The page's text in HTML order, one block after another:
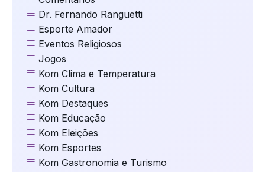
Dr. Fernando Ranguetti
Esporte Amador
Eventos Religiosos
Jogos
Kom Clima e Temperatura
Kom Cultura
Kom Destaques
Kom Educação
Kom Eleições
Kom Esportes
Kom Gastronomia e Turismo